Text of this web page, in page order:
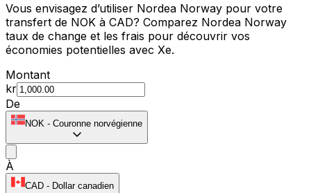
Vous envisagez d’utiliser Nordea Norway pour votre
transfert de NOK à CAD? Comparez Nordea Norway
taux de change et les frais pour découvrir vos
économies potentielles avec Xe.
Montant
kr
De
NOK - Couronne norvégienne
À
CAD - Dollar canadien